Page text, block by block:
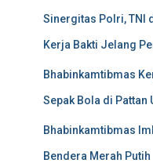
Sinergitas Polri, TNI
Kerja Bakti Jelang
Bhabinkamtibmas
Sepak Bola di Pattan
Bhabinkamtibmas
Bendera Merah Putih